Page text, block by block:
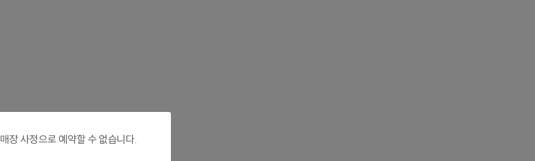
매장 사정으로 예약할 수 없습니다.